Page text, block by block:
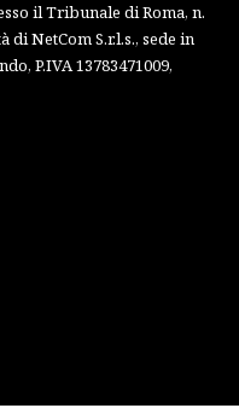
il Tribunale di Roma, n.
di NetCom S.r.l.s., sede in
P.IVA 13783471009,